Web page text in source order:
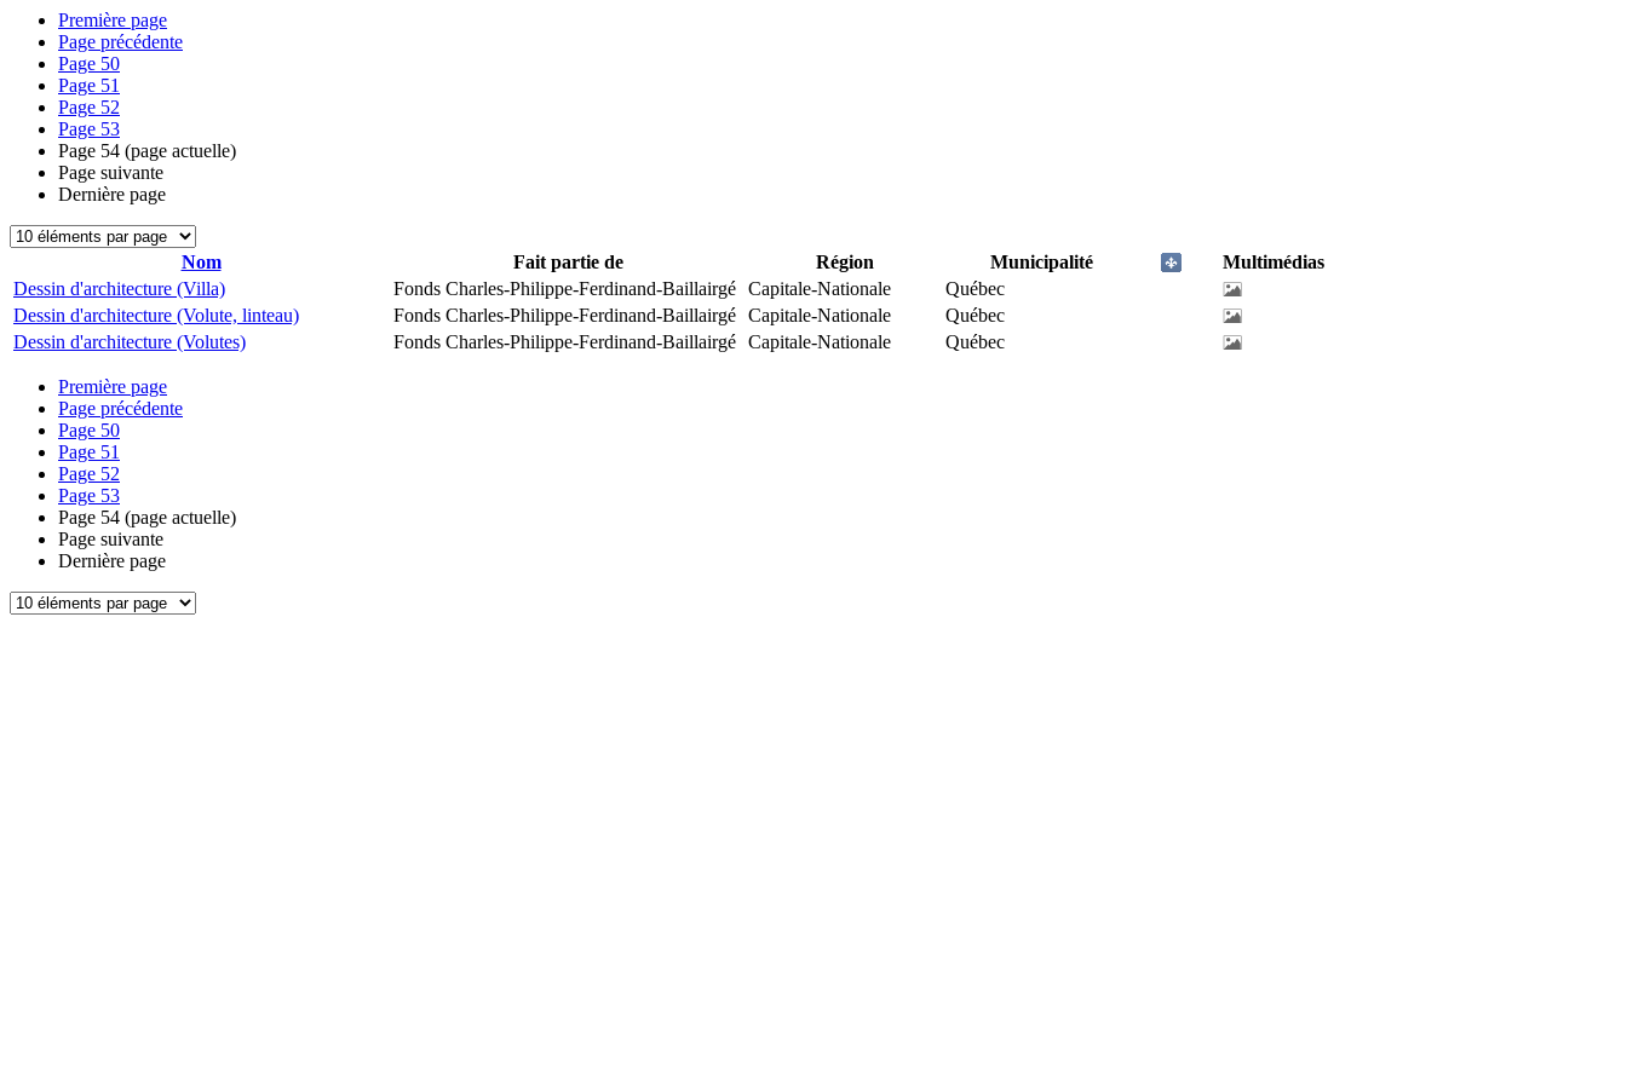
Première page
Page précédente
Page 50
Page 51
Page 52
Page 53
Page 54 (page actuelle)
Page suivante
Dernière page
Nom Fait partie de Région Municipalité
Multimédias
Dessin d'architecture (Villa)
Fonds Charles-Philippe-Ferdinand-Baillairgé Capitale-Nationale
Québec
Dessin d'architecture (Volute, linteau)
Fonds Charles-Philippe-Ferdinand-Baillairgé Capitale-Nationale
Québec
Dessin d'architecture (Volutes)
Fonds Charles-Philippe-Ferdinand-Baillairgé Capitale-Nationale Québec
Première page
Page précédente
Page 50
Page 51
Page 52
Page 53
Page 54 (page actuelle)
Page suivante
Dernière page